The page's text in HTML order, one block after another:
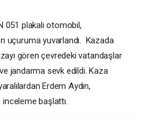
051 plakalı otomobil,
uçuruma yuvarlandı. Kazada
gören çevredeki vatandaşlar
jandarma sevk edildi. Kaza
Erdem Aydın,
başlattı.